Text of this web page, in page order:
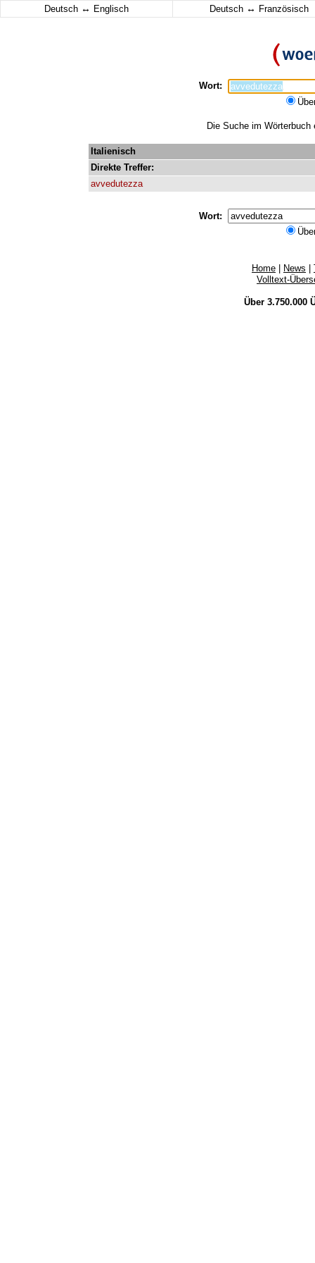
Deutsch ↔ Englisch Deutsch ↔ Französisch
Wort:
Die Suche im
Italienisch
Direkte Treffer:
avvedutezza
Wort:
Home News
Volltext-
Über 3.750.000